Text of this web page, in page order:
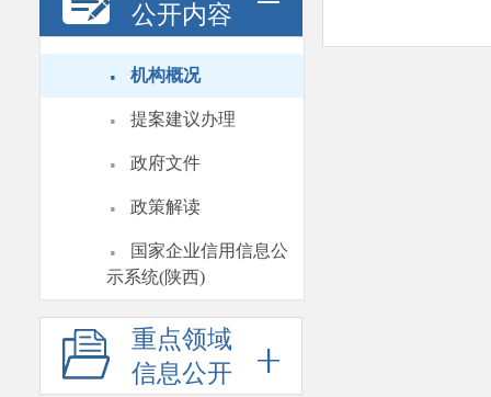
公开内容
· 机构概况
· 提案建议办理
· 政府文件
· 政策解读
·
国家企业信用信息公
示系统(陕西)
重点领域
信息公开